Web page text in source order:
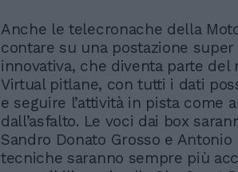
Anche le telecronache della
contare su una postazione
innovativa, che diventa parte del
Virtual pitlane, con tutti i dati
e seguire l’attività in pista come
dall’asfalto. Le voci dai box
Sandro Donato Grosso e Antonio
tecniche saranno sempre più